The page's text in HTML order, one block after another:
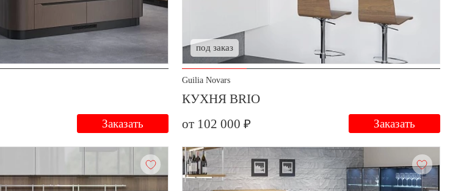
Заказать
под заказ
Guilia Novars
КУХНЯ BRIO
от 102 000 ₽
Заказать